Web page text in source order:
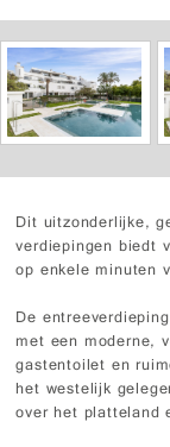
Dit uitzonderlijke,
verdiepingen biedt
op enkele minuten
De
met een moderne,
gastentoilet en
het westelijk
over het platteland